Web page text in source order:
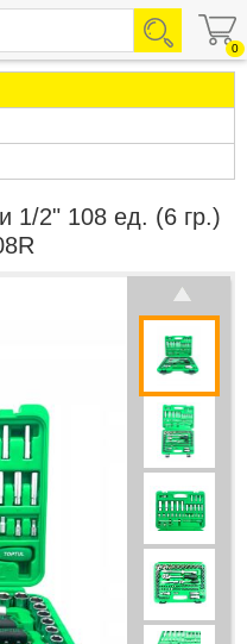
0
1/2" 108 ед. (6 гр.)